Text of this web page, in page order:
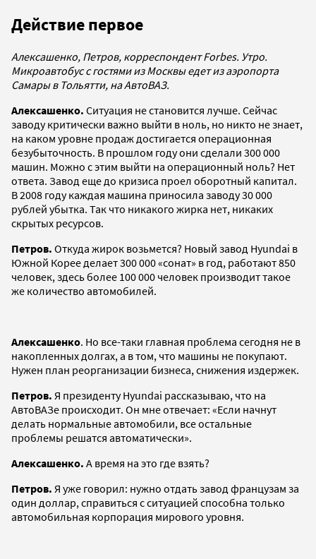
Действие первое
Алексашенко, Петров, корреспондент Forbes. Утро.
Микроавтобус с гостями из Москвы едет из аэропорта
Самары в Тольятти, на АвтоВАЗ.
Алексашенко. Ситуация не становится лучше. Сейчас
заводу критически важно выйти в ноль, но никто не знает,
на каком уровне продаж достигается операционная
безубыточность. В прошлом году они сделали 300 000
машин. Можно с этим выйти на операционный ноль? Нет
ответа. Завод еще до кризиса проел оборотный капитал.
В 2008 году каждая машина приносила заводу 30 000
рублей убытка. Так что никакого жирка нет, никаких
скрытых ресурсов.
Петров. Откуда жирок возьмется? Новый завод Hyundai в
Южной Корее делает 300 000 «сонат» в год, работают 850
человек, здесь более 100 000 человек производит такое
же количество автомобилей.
Алексашенко. Но все-таки главная проблема сегодня не в
накопленных долгах, а в том, что машины не покупают.
Нужен план реорганизации бизнеса, снижения издержек.
Петров. Я президенту Hyundai рассказываю, что на
АвтоВАЗе происходит. Он мне отвечает: «Если начнут
делать нормальные автомобили, все остальные
проблемы решатся автоматически».
Алексашенко. А время на это где взять?
Петров. Я уже говорил: нужно отдать завод французам за
один доллар, справиться с ситуацией способна только
автомобильная корпорация мирового уровня.